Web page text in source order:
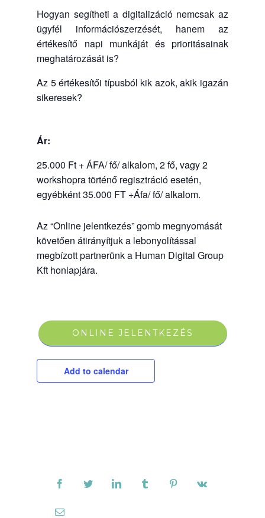
Hogyan segítheti a digitalizáció nemcsak az
ügyfél információszerzését, hanem az
értékesítő napi munkáját és prioritásainak
meghatározását is?
Az 5 értékesítői típusból kik azok, akik igazán
sikeresek?
Ár:
25.000 Ft + ÁFA/ fő/ alkalom, 2 fő, vagy 2
workshopra történő regisztráció esetén,
egyébként 35.000 FT +Áfa/ fő/ alkalom.
Az “Online jelentkezés” gomb megnyomását
követően átirányítjuk a lebonyolítással
megbízott partnerünk a Human Digital Group
Kft honlapjára.
ONLINE JELENTKEZÉS
Add to calendar
FacebookTwitterLinkedIn Tumblr PinterestVk
Email: